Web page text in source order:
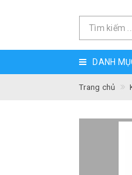
DANH
Trang chủ